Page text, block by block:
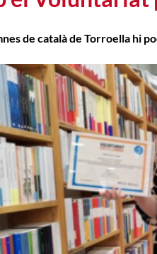
de català de Torroella hi